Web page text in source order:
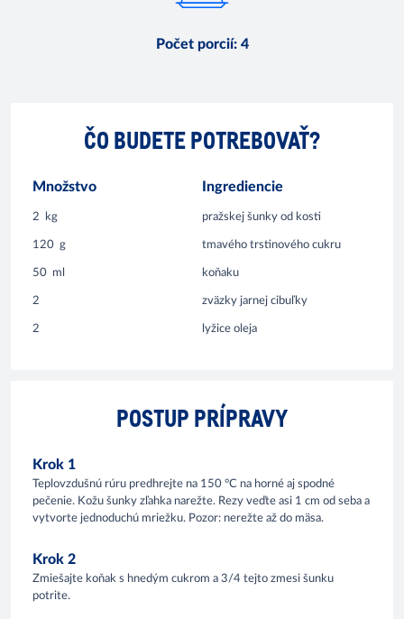
Počet porcií: 4
ČO BUDETE POTREBOVAŤ?
Množstvo Ingrediencie
2 kg pražskej šunky od kosti
120 g tmavého trstinového cukru
50 ml koňaku
2 zväzky jarnej cibuľky
2 lyžice oleja
POSTUP PRÍPRAVY
Krok 1
Teplovzdušnú rúru predhrejte na 150 °C na horné aj spodné
pečenie. Kožu šunky zľahka narežte. Rezy veďte asi 1 cm od seba a
vytvorte jednoduchú mriežku. Pozor: nerežte až do mäsa.
Krok 2
Zmiešajte koňak s hnedým cukrom a 3/4 tejto zmesi šunku
potrite.